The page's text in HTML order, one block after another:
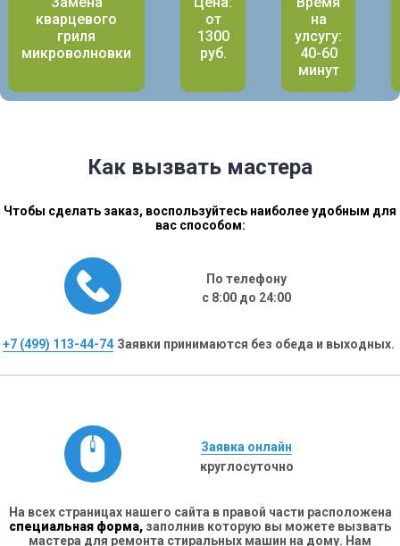
кварцевого
гриля
микроволновки
от
1300
руб.
на
улсугу:
40-60
минут
Как вызвать мастера
Чтобы сделать заказ, воспользуйтесь наиболее удобным для
вас способом:
По телефону
с 8:00 до 24:00
+7 (499) 113-44-74 Заявки принимаются без обеда и выходных.
Заявка онлайн
круглосуточно
На всех страницах нашего сайта в правой части расположена
специальная форма, заполнив которую вы можете вызвать
мастера для ремонта стиральных машин на дому. Нам